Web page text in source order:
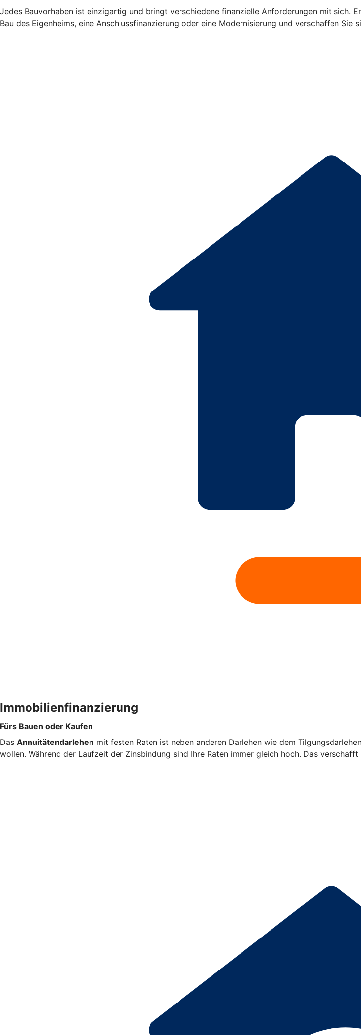
Jedes Bauvorhaben ist einzigartig und bringt verschiedene finanzielle Anforderungen mit sich.
Bau des Eigenheims, eine Anschlussfinanzierung oder eine Modernisierung und verschaffen Sie
Immobilienfinanzierung
Fürs Bauen oder Kaufen
Das Annuitätendarlehen mit festen Raten ist neben anderen Darlehen wie dem
wollen. Während der Laufzeit der Zinsbindung sind Ihre Raten immer gleich hoch. Das verschafft